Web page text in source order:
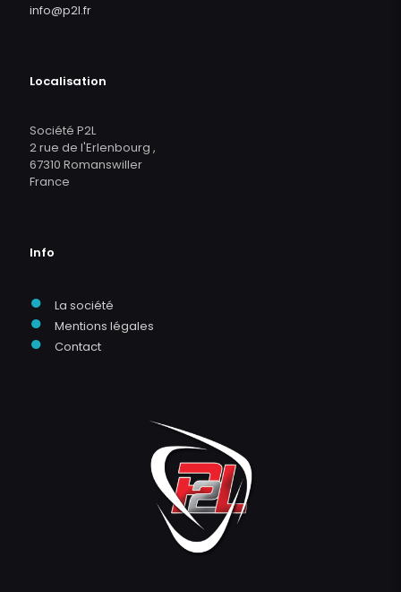
info@p2l.fr
Localisation
Société P2L
2 rue de l'Erlenbourg ,
67310 Romanswiller
France
Info
● La société
● Mentions légales
● Contact